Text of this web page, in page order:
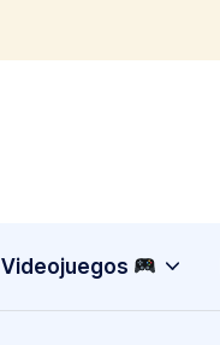
Videojuegos